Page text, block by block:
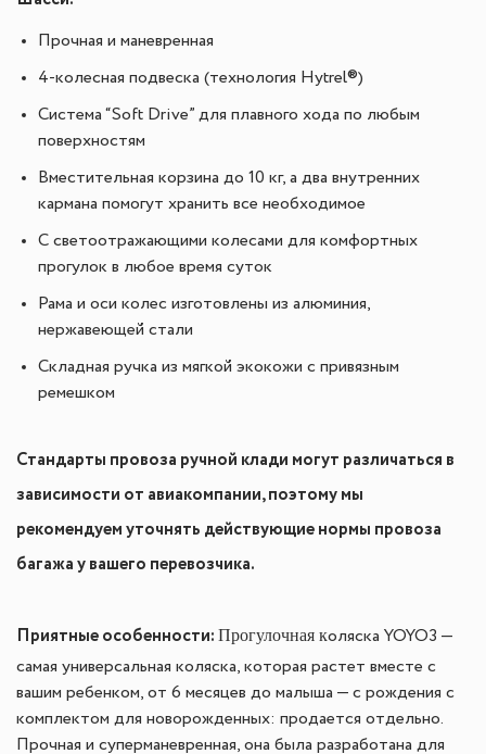
Прочная и маневренная
4-колесная подвеска (технология Hytrel®)
Система “Soft Drive” для плавного хода по любым
поверхностям
Вместительная корзина до 10 кг, а два внутренних
кармана помогут хранить все необходимое
С светоотражающими колесами для комфортных
прогулок в любое время суток
Рама и оси колес изготовлены из алюминия,
нержавеющей стали
Складная ручка из мягкой экокожи с привязным
ремешком
Стандарты провоза ручной клади могут различаться в
зависимости от авиакомпании, поэтому мы
рекомендуем уточнять действующие нормы провоза
багажа у вашего перевозчика.
Приятные особенности: Прогулочная коляска YOYO3 —
самая универсальная коляска, которая растет вместе с
вашим ребенком, от 6 месяцев до малыша — с рождения с
комплектом для новорожденных: продается отдельно.
Прочная и суперманевренная, она была разработана для